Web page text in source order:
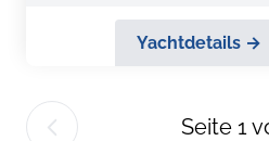
Yachtdetails →
Seite 1